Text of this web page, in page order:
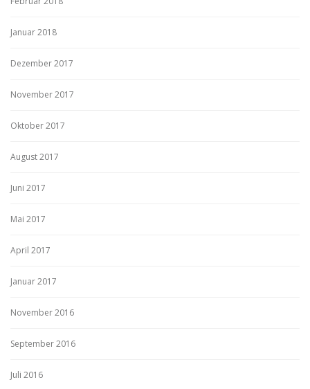
Januar 2018
Dezember 2017
November 2017
Oktober 2017
August 2017
Juni 2017
Mai 2017
April 2017
Januar 2017
November 2016
September 2016
Juli 2016